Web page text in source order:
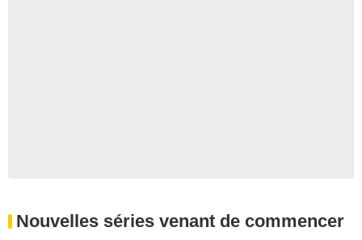
Nouvelles séries venant de commencer